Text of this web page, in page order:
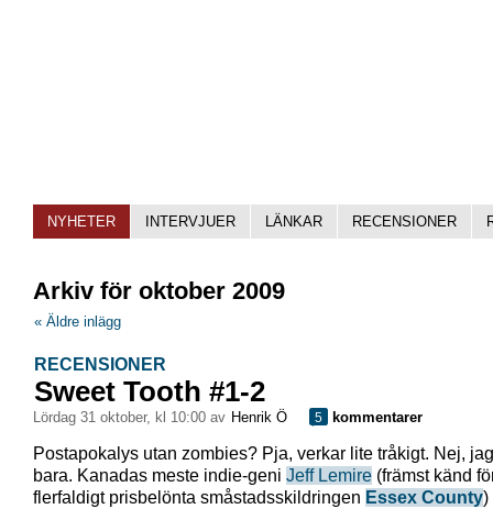
NYHETER INTERVJUER LÄNKAR RECENSIONER
Arkiv för oktober 2009
« Äldre inlägg
RECENSIONER
Sweet Tooth #1-2
lördag 31 oktober, kl 10:00 av Henrik Ö 5 kommentarer
Postapokalys utan zombies? Pja, verkar lite tråkigt. Nej,
bara. Kanadas meste indie-geni Jeff Lemire (främst känd
flerfaldigt prisbelönta småstadsskildringen Essex County)